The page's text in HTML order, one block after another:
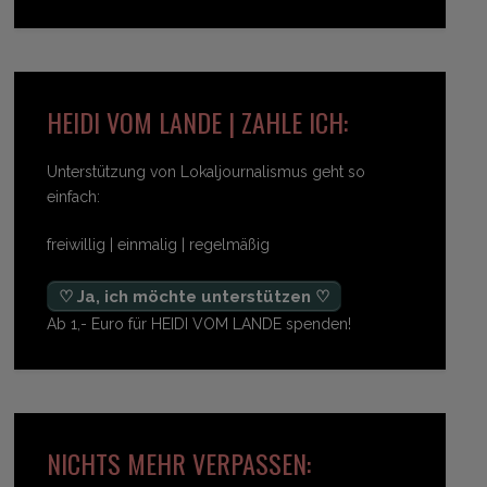
HEIDI VOM LANDE | ZAHLE ICH:
Unterstützung von Lokaljournalismus geht so
einfach:
freiwillig | einmalig | regelmäßig
♡ Ja, ich möchte unterstützen ♡
Ab 1,- Euro für HEIDI VOM LANDE spenden!
NICHTS MEHR VERPASSEN: